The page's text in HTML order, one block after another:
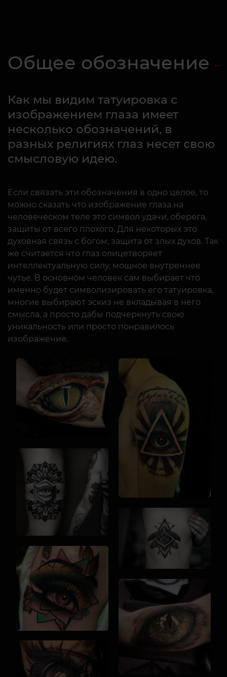
Общее обозначение
Как мы видим татуировка с
изображением глаза имеет
несколько обозначений, в
разных религиях глаз несет свою
смысловую идею.
Если связать эти обозначения в одно целое, то
можно сказать что изображение глаза на
человеческом теле это символ удачи, оберега,
защиты от всего плохого. Для некоторых это
духовная связь с богом, защита от злых духов. Так
же считается что глаз олицетворяет
интеллектуальную силу, мощное внутреннее
чутье. В основном человек сам выбирает что
именно будет символизировать его татуировка,
многие выбирают эскиз не вкладывая в него
смысла, а просто дабы подчеркнуть свою
уникальность или просто понравилось
изображение.